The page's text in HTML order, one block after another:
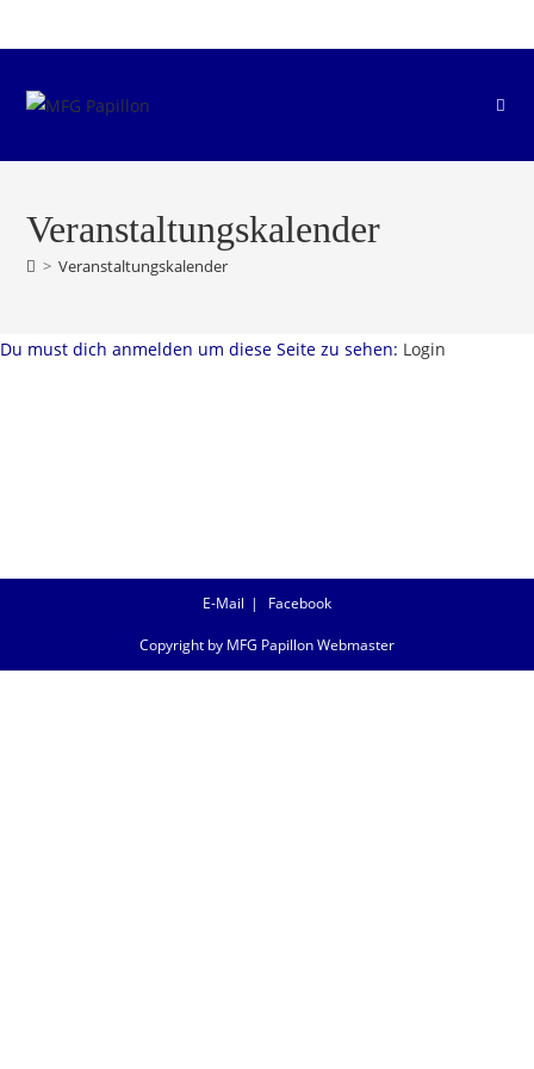
Inhalt
Veranstaltungskalender
> Veranstaltungskalender
Du must dich anmelden um diese Seite zu sehen: Login
E-Mail Facebook
Copyright by MFG Papillon Webmaster